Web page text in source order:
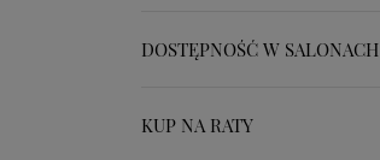
DOSTĘPNOŚĆ W SALONACH
KUP NA RATY